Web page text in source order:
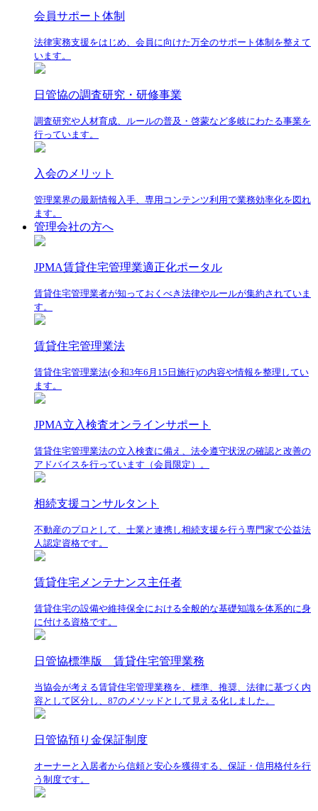
会員サポート体制
法律実務支援をはじめ、会員に向けた万全のサポート体制を整えて
います。
日管協の調査研究・研修事業
調査研究や人材育成、ルールの普及・啓蒙など多岐にわたる事業を
行っています。
入会のメリット
管理業界の最新情報入手、専用コンテンツ利用で業務効率化を図れ
ます。
管理会社の方へ
JPMA賃貸住宅管理業適正化ポータル
賃貸住宅管理業者が知っておくべき法律やルールが集約されていま
す。
賃貸住宅管理業法
賃貸住宅管理業法(令和3年6月15日施行)の内容や情報を整理してい
ます。
JPMA立入検査オンラインサポート
賃貸住宅管理業法の立入検査に備え、法令遵守状況の確認と改善の
アドバイスを行っています（会員限定）。
相続支援コンサルタント
不動産のプロとして、士業と連携し相続支援を行う専門家で公益法
人認定資格です。
賃貸住宅メンテナンス主任者
賃貸住宅の設備や維持保全における全般的な基礎知識を体系的に身
に付ける資格です。
日管協標準版 賃貸住宅管理業務
当協会が考える賃貸住宅管理業務を、標準、推奨、法律に基づく内
容として区分し、87のメソッドとして見える化しました。
日管協預り金保証制度
オーナーと入居者から信頼と安心を獲得する、保証・信用格付を行
う制度です。